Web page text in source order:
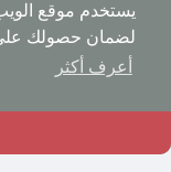
يستخدم موقع
لضمان حصولك
أعرف أكثر
الصفحة الرئيسية
حول